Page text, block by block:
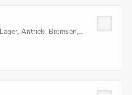
Antrieb, Bremsen,...